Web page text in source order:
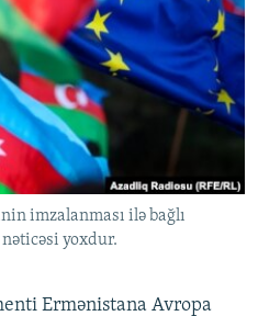
imzalanması ilə bağlı
nəticəsi yoxdur.
Ermənistana Avropa